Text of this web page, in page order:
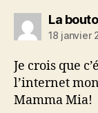
La
18 janvier
Je crois que
l’internet
Mamma Mia!